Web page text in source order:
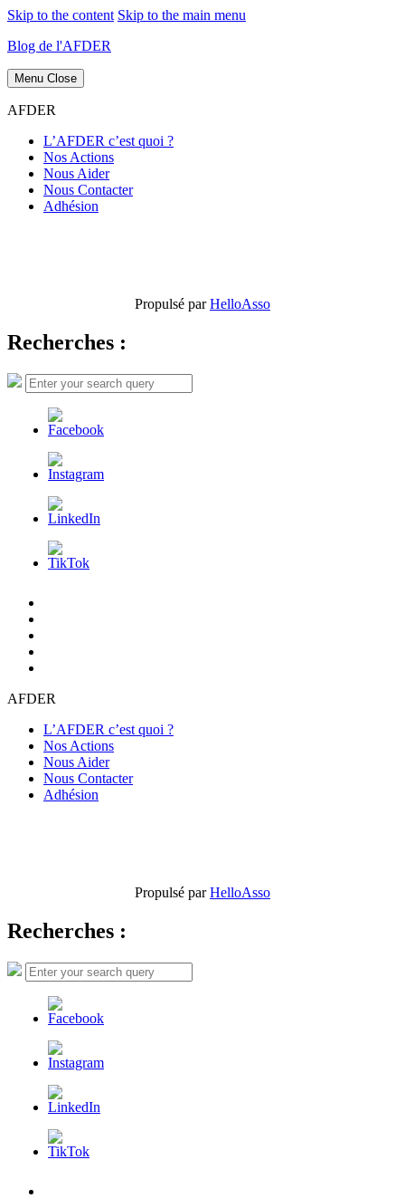
Skip to the content Skip to the main menu
Blog de l'AFDER
Menu Close
AFDER
L’AFDER c’est quoi ?
Nos Actions
Nous Aider
Nous Contacter
Adhésion
Propulsé parHelloAsso
Recherches :
Search
for:
Search
AFDER
L’AFDER c’est quoi ?
Nos Actions
Nous Aider
Nous Contacter
Adhésion
Propulsé parHelloAsso
Recherches :
Search
for:
Search